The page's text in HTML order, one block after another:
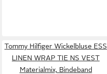
Tommy Hilfiger Wickelbluse ESS
LINEN WRAP TIE NS VEST
Materialmix, Bindeband